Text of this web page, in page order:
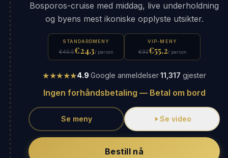
Bosporos-cruise med middag, live underholdning
og byens mest ikoniske opplyste utsikter.
STANDARDMENY
€40.5€24.3/ person
VIP-MENY
€92€55.2/ person
★★★★★4.9·Google anmeldelser·11,317 gjester
Ingen forhåndsbetaling — Betal om bord
Se meny Se video
Bestill nå